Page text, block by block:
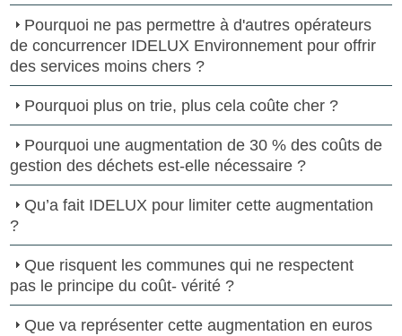
Pourquoi ne pas permettre à d'autres opérateurs
de concurrencer IDELUX Environnement pour offrir
des services moins chers ?
Pourquoi plus on trie, plus cela coûte cher ?
Pourquoi une augmentation de 30 % des coûts de
gestion des déchets est-elle nécessaire ?
Qu’a fait IDELUX pour limiter cette augmentation
?
Que risquent les communes qui ne respectent
pas le principe du coût- vérité ?
Que va représenter cette augmentation en euros